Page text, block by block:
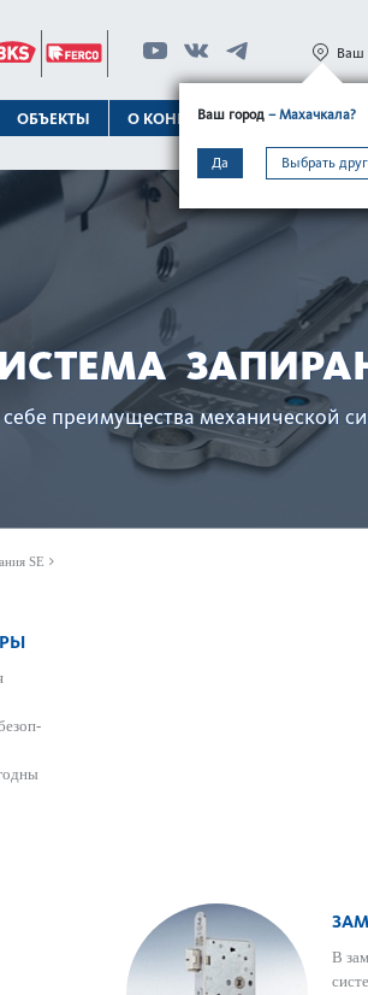
ОБЪЕКТЫ О КОНЦЕРНЕВаш город – Махачкала?
Да Выбрать
Ваш
преимущества механической
SE
В